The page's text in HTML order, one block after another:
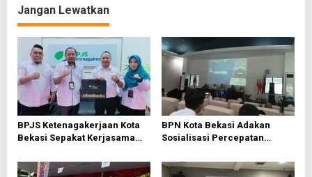
a
s
p
o
s
Jangan Lewatkan
BPJS Ketenagakerjaan Kota
Bekasi Sepakat Kerjasama
BPN Kota Bekasi Adakan
Sosialisasi Percepatan